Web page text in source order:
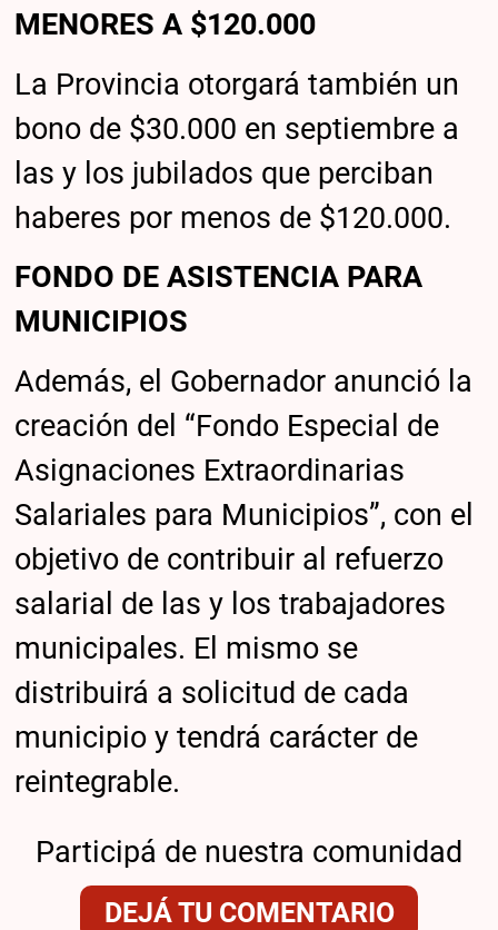
MENORES A $120.000
La Provincia otorgará también un
bono de $30.000 en septiembre a
las y los jubilados que perciban
haberes por menos de $120.000.
FONDO DE ASISTENCIA PARA
MUNICIPIOS
Además, el Gobernador anunció la
creación del “Fondo Especial de
Asignaciones Extraordinarias
Salariales para Municipios”, con el
objetivo de contribuir al refuerzo
salarial de las y los trabajadores
municipales. El mismo se
distribuirá a solicitud de cada
municipio y tendrá carácter de
reintegrable.
Participá de nuestra comunidad
DEJÁ TU COMENTARIO